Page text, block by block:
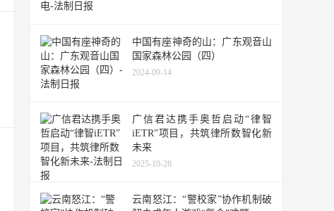
中国有座神奇的山：广东观音山
国家森林公园（四）
2024-09-14
广信君达携手奥哲启动“律智
iETR”项目，共筑律所数智化新
未来
2025-10-28
云南怒江：“警校家”协作机制破